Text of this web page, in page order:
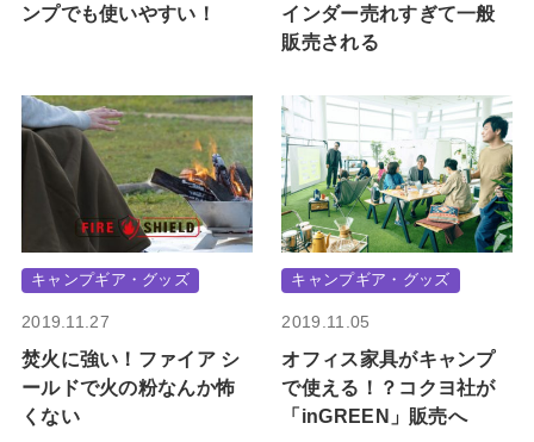
ンプでも使いやすい！
インダー売れすぎて一般
販売される
キャンプギア・グッズ
2019.11.27
焚火に強い！ファイア シ
ールドで火の粉なんか怖
くない
キャンプギア・グッズ
2019.11.05
オフィス家具がキャンプ
で使える！？コクヨ社が
「inGREEN」販売へ